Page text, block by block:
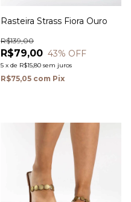
Rasteira Strass Fiora Ouro
R$79,00
R$139,00
43% OFF
5 x de R$15,80 sem juros
R$75,05 com Pix